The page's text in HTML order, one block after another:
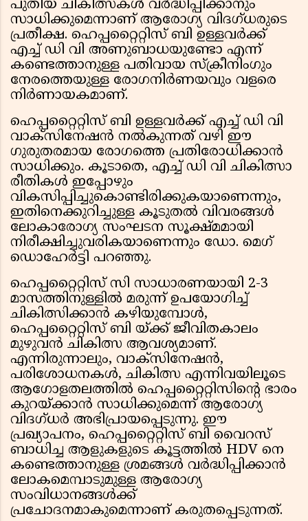
പുതിയ ചികിത്സകൾ വർദ്ധിപ്പിക്കാനും
സാധിക്കുമെന്നാണ് ആരോഗ്യ വിദഗ്ധരുടെ
പ്രതീക്ഷ. ഹെപ്പറ്റൈറ്റിസ് ബി ഉള്ളവർക്ക്
എച്ച് ഡി വി അണുബാധയുണ്ടോ എന്ന്
കണ്ടെത്താനുള്ള പതിവായ സ്ക്രീനിംഗും
നേരത്തെയുള്ള രോഗനിർണയവും വളരെ
നിർണായകമാണ്.
ഹെപ്പറ്റൈറ്റിസ് ബി ഉള്ളവർക്ക് എച്ച് ഡി വി
വാക്സിനേഷൻ നൽകുന്നത് വഴി ഈ
ഗുരുതരമായ രോഗത്തെ പ്രതിരോധിക്കാൻ
സാധിക്കും. കൂടാതെ, എച്ച് ഡി വി ചികിത്സാ
രീതികൾ ഇപ്പോഴും
വികസിപ്പിച്ചുകൊണ്ടിരിക്കുകയാണെന്നും,
ഇതിനെക്കുറിച്ചുള്ള കൂടുതൽ വിവരങ്ങൾ
ലോകാരോഗ്യ സംഘടന സൂക്ഷ്മമായി
നിരീക്ഷിച്ചുവരികയാണെന്നും ഡോ. മെഗ്
ഡൊഹേർട്ടി പറഞ്ഞു.
ഹെപ്പറ്റൈറ്റിസ് സി സാധാരണയായി 2-3
മാസത്തിനുള്ളിൽ മരുന്ന് ഉപയോഗിച്ച്
ചികിത്സിക്കാൻ കഴിയുമ്പോൾ,
ഹെപ്പറ്റൈറ്റിസ് ബി യ്ക്ക് ജീവിതകാലം
മുഴുവൻ ചികിത്സ ആവശ്യമാണ്.
എന്നിരുന്നാലും, വാക്സിനേഷൻ,
പരിശോധനകൾ, ചികിത്സ എന്നിവയിലൂടെ
ആഗോളതലത്തിൽ ഹെപ്പറ്റൈറ്റിസിന്റെ ഭാരം
കുറയ്ക്കാൻ സാധിക്കുമെന്ന് ആരോഗ്യ
വിദഗ്ധർ അഭിപ്രായപ്പെടുന്നു. ഈ
പ്രഖ്യാപനം, ഹെപ്പറ്റൈറ്റിസ് ബി വൈറസ്
ബാധിച്ച ആളുകളുടെ കൂട്ടത്തിൽ HDV നെ
കണ്ടെത്താനുള്ള ശ്രമങ്ങൾ വർദ്ധിപ്പിക്കാൻ
ലോകമെമ്പാടുമുള്ള ആരോഗ്യ
സംവിധാനങ്ങൾക്ക്
പ്രചോദനമാകുമെന്നാണ് കരുതപ്പെടുന്നത്.